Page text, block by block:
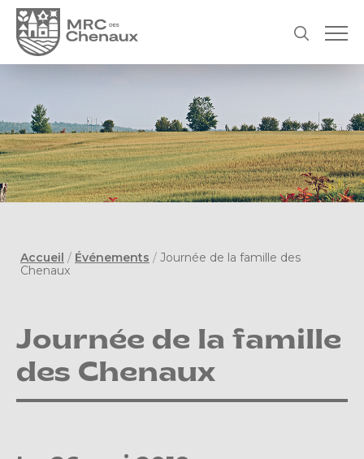
Accueil / Événements / Journée de la famille des
Chenaux
Journée de la famille
des Chenaux